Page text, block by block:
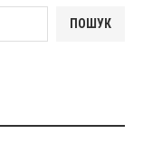
ПОШУК